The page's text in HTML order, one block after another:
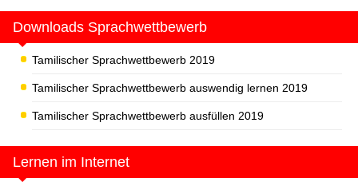
Downloads Sprachwettbewerb
Tamilischer Sprachwettbewerb 2019
Tamilischer Sprachwettbewerb auswendig lernen 2019
Tamilischer Sprachwettbewerb ausfüllen 2019
Lernen im Internet